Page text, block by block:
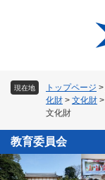
文
へ
現在地 トップページ >
化財 > 文化財 >
文化財
教育委員会